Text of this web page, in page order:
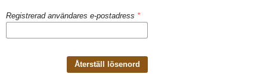
Registrerad användares e-postadress *
Återställ lösenord